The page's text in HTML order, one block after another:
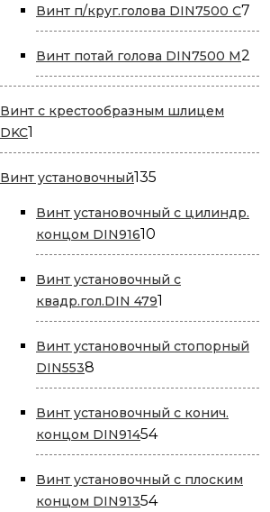
Винт п/круг.голова DIN7500 С7
Винт потай голова DIN7500 М2
Винт с крестообразным шлицем
DKC1
товар
Винт установочный135
Винт установочный с цилиндр.
концом DIN91610
товаров
Винт установочный с
квадр.гол.DIN 4791
товар
Винт установочный стопорный
DIN5538
товаров
Винт установочный с конич.
концом DIN9145454
товара
Винт установочный с плоским
концом DIN9135454